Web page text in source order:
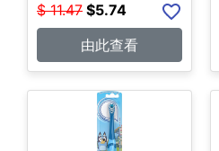
$ 11.47 $5.74
由此查看